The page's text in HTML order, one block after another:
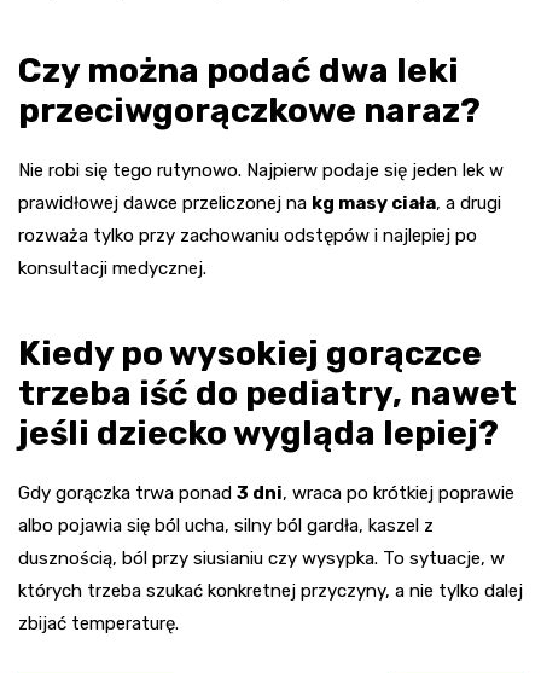
Czy można podać dwa leki
przeciwgorączkowe naraz?
Nie robi się tego rutynowo. Najpierw podaje się jeden lek w
prawidłowej dawce przeliczonej na kg masy ciała, a drugi
rozważa tylko przy zachowaniu odstępów i najlepiej po
konsultacji medycznej.
Kiedy po wysokiej gorączce
trzeba iść do pediatry, nawet
jeśli dziecko wygląda lepiej?
Gdy gorączka trwa ponad 3 dni, wraca po krótkiej poprawie
albo pojawia się ból ucha, silny ból gardła, kaszel z
dusznością, ból przy siusianiu czy wysypka. To sytuacje, w
których trzeba szukać konkretnej przyczyny, a nie tylko dalej
zbijać temperaturę.